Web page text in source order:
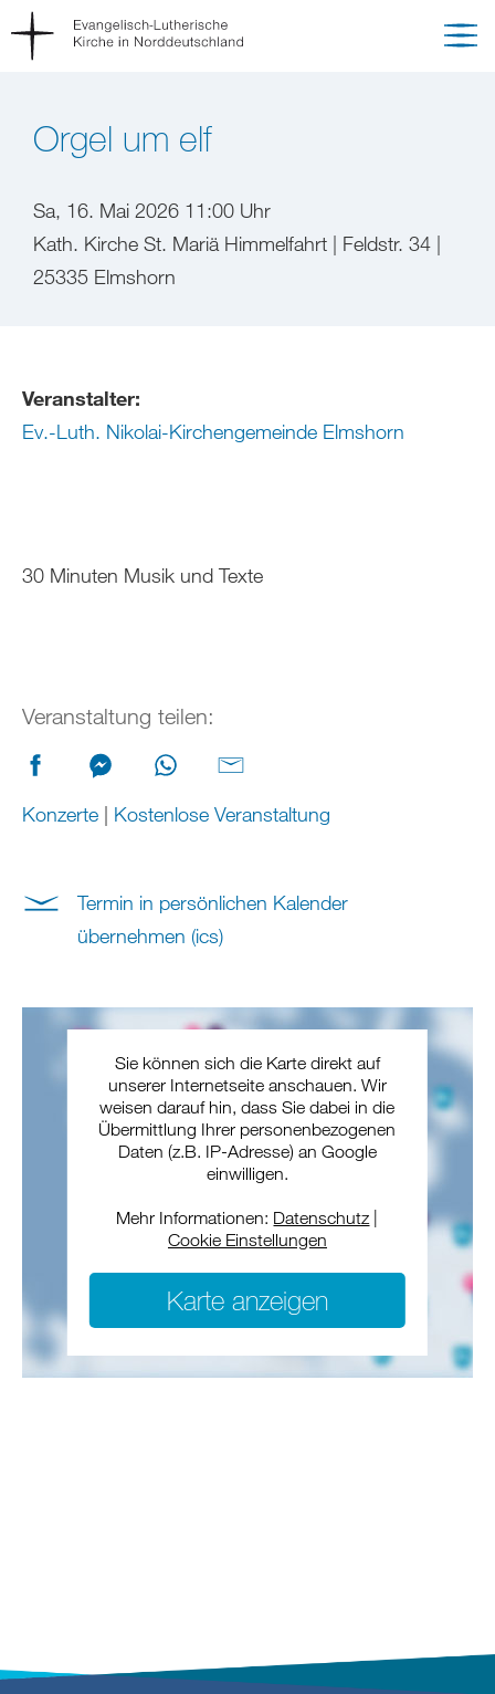
Orgel um elf
Sa, 16. Mai 2026 11:00 Uhr
Kath. Kirche St. Mariä Himmelfahrt | Feldstr. 34 |
25335 Elmshorn
Veranstalter:
Ev.-Luth. Nikolai-Kirchengemeinde Elmshorn
30 Minuten Musik und Texte
Veranstaltung teilen:
Konzerte | Kostenlose Veranstaltung
Termin in persönlichen Kalender
übernehmen (ics)
Sie können sich die Karte direkt auf
unserer Internetseite anschauen. Wir
weisen darauf hin, dass Sie dabei in die
Übermittlung Ihrer personenbezogenen
Daten (z.B. IP-Adresse) an Google
einwilligen.
Mehr Informationen: Datenschutz
Cookie Einstellungen
Karte anzeigen